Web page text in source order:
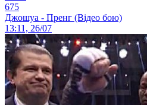
675
Джошуа - Пренг (Відео бою)
13:11, 26/07